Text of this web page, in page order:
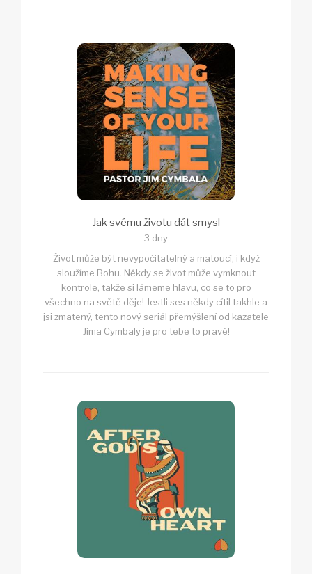
Jak svému životu dát smysl
3 dny
Život může být nevypočitatelný a matoucí, i když
sloužíme Bohu. Někdy se život může vymknout
kontrole, takže si lámeme hlavu, co se to pro
všechno na světě děje! Jestli ses někdy cítil takhle a
jsi zmatený, tento nový seriál přemýšlení od kazatele
Jima Cymbaly je pro tebe to pravé!